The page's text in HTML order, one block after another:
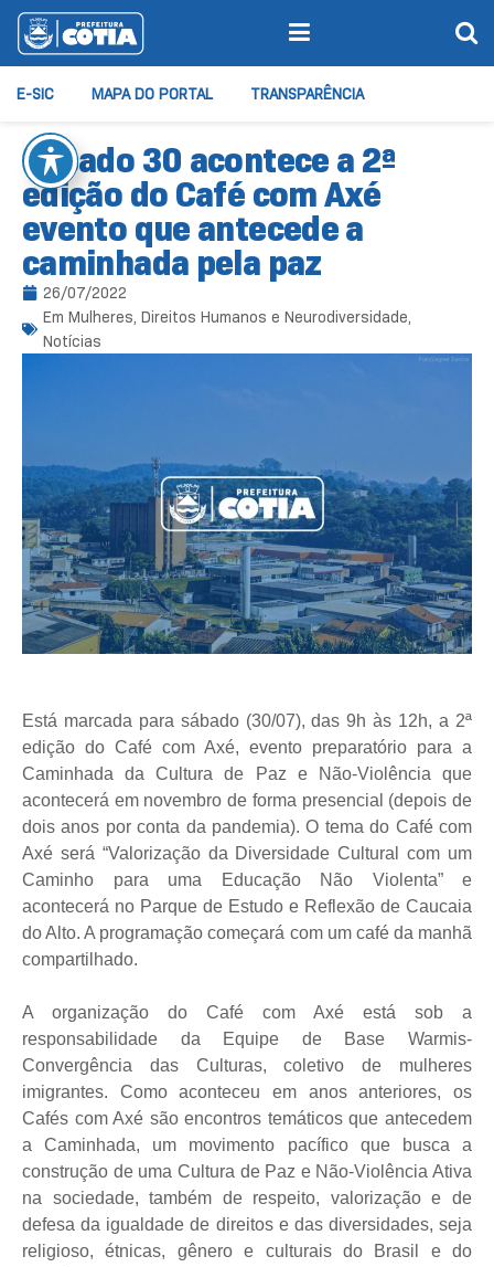
E-SIC MAPA DO PORTAL TRANSPARÊNCIA
Sábado 30 acontece a 2ª
edição do Café com Axé
evento que antecede a
caminhada pela paz
26/07/2022
Em Mulheres, Direitos Humanos e Neurodiversidade,
Notícias
Está marcada para sábado (30/07), das 9h às 12h, a 2ª
edição do Café com Axé, evento preparatório para a
Caminhada da Cultura de Paz e Não-Violência que
acontecerá em novembro de forma presencial (depois de
dois anos por conta da pandemia). O tema do Café com
Axé será “Valorização da Diversidade Cultural com um
Caminho para uma Educação Não Violenta” e
acontecerá no Parque de Estudo e Reflexão de Caucaia
do Alto. A programação começará com um café da manhã
compartilhado.
A organização do Café com Axé está sob a
responsabilidade da Equipe de Base Warmis-
Convergência das Culturas, coletivo de mulheres
imigrantes. Como aconteceu em anos anteriores, os
Cafés com Axé são encontros temáticos que antecedem
a Caminhada, um movimento pacífico que busca a
construção de uma Cultura de Paz e Não-Violência Ativa
na sociedade, também de respeito, valorização e de
defesa da igualdade de direitos e das diversidades, seja
religioso, étnicas, gênero e culturais do Brasil e do